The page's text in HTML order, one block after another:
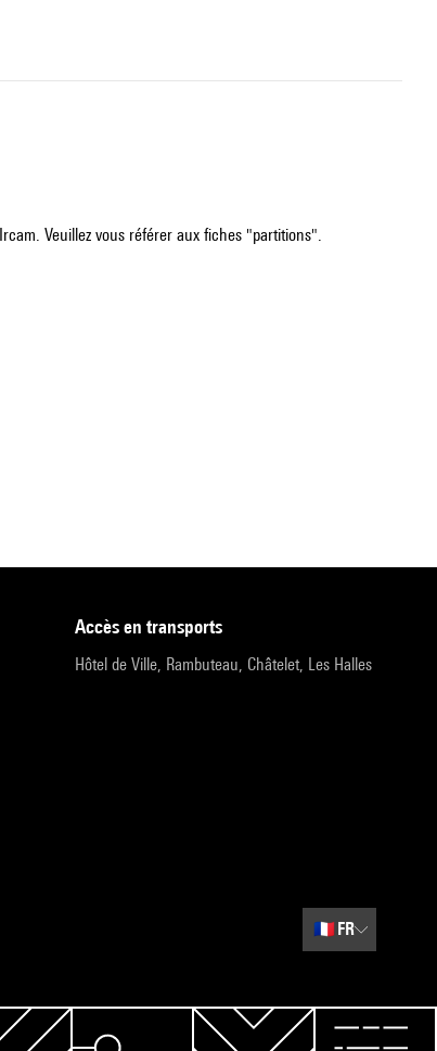
Veuillez vous référer aux fiches "partitions".
accès en transports
Hôtel de Ville, Rambuteau, Châtelet, Les Halles
🇫🇷 FR